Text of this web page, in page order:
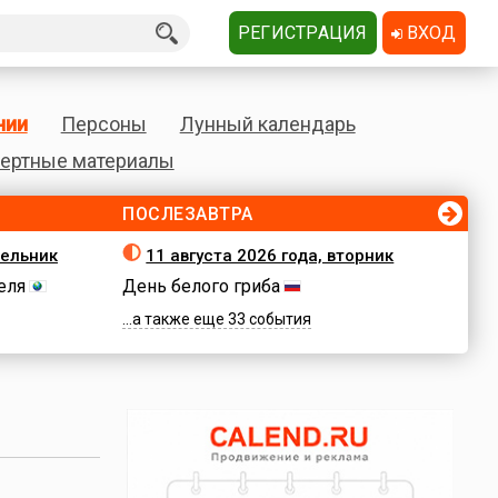
Персоны
Лунный календарь
материалы
ПОСЛЕЗАВТРА
11 августа 2026 года, вторник
День белого гриба
...а также еще 33 события
РЕГИСТРАЦИЯ ВХОД